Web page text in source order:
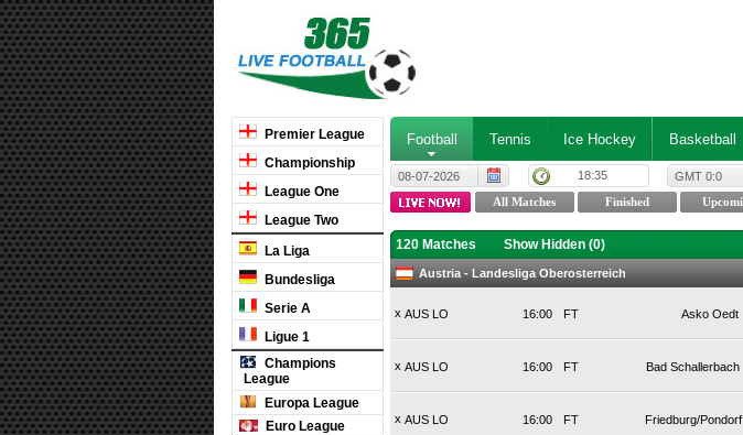
Premier League
Championship
League One
League Two
La Liga
Bundesliga
Serie A
Ligue 1
Champions
League
Europa League
Euro League
Football Tennis Ice Hockey Basketball
08-07-2026 18:35 GMT 0:0
120 Matches Show Hidden (0)
Austria - Landesliga Oberosterreich
x AUS LO FT
16:00 Asko Oedt
x AUS LO FT
16:00 Bad Schallerbach
x AUS LO FT
16:00 Friedburg/Pondorf